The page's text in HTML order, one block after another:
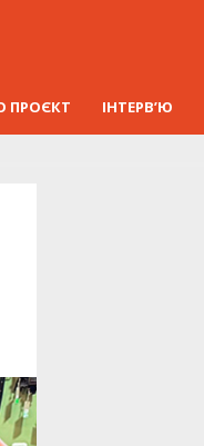
ПРОЄКТ ІНТЕРВ’Ю